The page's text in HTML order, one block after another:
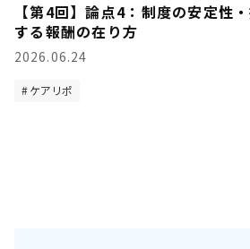
【第4回】論点4：制度の安定性
する報酬の在り方
2026.06.24
ケアリポ